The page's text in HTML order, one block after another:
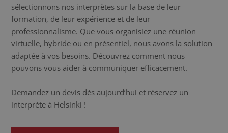
sélectionnons nos interprètes sur la base de leur
formation, de leur expérience et de leur
professionnalisme. Que vous organisiez une réunion
virtuelle, hybride ou en présentiel, nous avons la solution
adaptée à vos besoins. Découvrez comment nous
pouvons vous aider à communiquer efficacement.
Demandez un devis dès aujourd’hui et réservez un
interprète à Helsinki !